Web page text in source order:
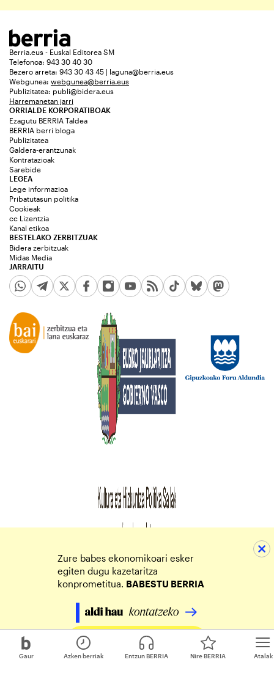
Gaur Atalak
Azken berriak Entzun BERRIA Nire BERRIA
Berria.eus - Euskal Editorea SM
Telefonoa: 943 30 40 30
Bezero arreta: 943 30 43 45 | laguna@berria.eus
Webgunea: webgunea@berria.eus
Publizitatea: publi@bidera.eus
Harremanetan jarri
ORRIALDE KORPORATIBOAK
Ezagutu BERRIA Taldea
BERRIA berri bloga
Publizitatea
Galdera-erantzunak
Kontratazioak
Sarebide
JARRAITU
LEGEA
Lege informazioa
Pribatutasun politika
Cookieak
cc Lizentzia
Kanal etikoa
BESTELAKO ZERBITZUAK
Bidera zerbitzuak
Midas Media
Zure babes ekonomikoari esker
egiten dugu kazetaritza
konprometitua. BABESTU BERRIA
Egin zure ekarpena